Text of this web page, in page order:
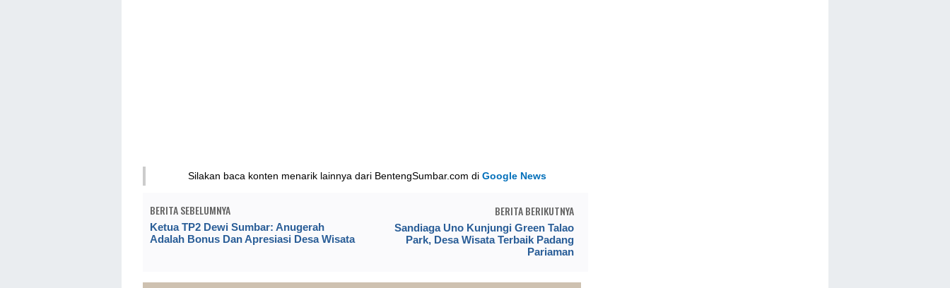
Silakan baca konten menarik lainnya dari BentengSumbar.com diGoogle News
BERITA SEBELUMNYA
Ketua TP2 Dewi Sumbar: Anugerah
Adalah Bonus Dan Apresiasi Desa Wisata
BERITA BERIKUTNYA
Sandiaga Uno Kunjungi Green Talao
Park, Desa Wisata Terbaik Padang
Pariaman